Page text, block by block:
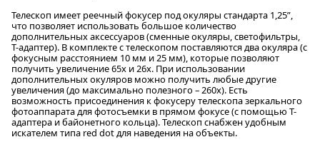
Телескоп имеет реечный фокусер под окуляры стандарта 1,25”,
что позволяет использовать большое количество
дополнительных аксессуаров (сменные окуляры, светофильтры,
Т-адаптер). В комплекте с телескопом поставляются два окуляра (с
фокусным расстоянием 10 мм и 25 мм), которые позволяют
получить увеличение 65х и 26х. При использовании
дополнительных окуляров можно получить любые другие
увеличения (до максимально полезного – 260х). Есть
возможность присоединения к фокусеру телескопа зеркального
фотоаппарата для фотосъемки в прямом фокусе (с помощью Т-
адаптера и байонетного кольца). Телескоп снабжен удобным
искателем типа red dot для наведения на объекты.